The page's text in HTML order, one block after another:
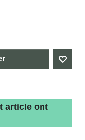
article ont